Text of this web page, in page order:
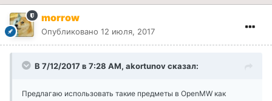
morrow
Опубликовано 12 июля, 2017
В 7/12/2017 в 7:28 AM, akortunov сказал:
Предлагаю использовать такие предметы в OpenMW как